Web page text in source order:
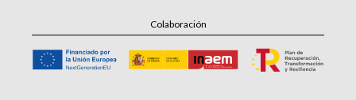
Colaboración